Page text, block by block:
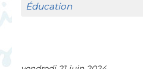
Éducation